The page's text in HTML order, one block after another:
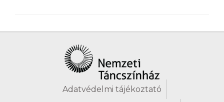
Adatvédelmi tájékoztató